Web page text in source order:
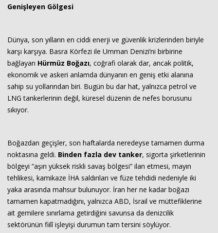
Genişleyen Gölgesi
Dünya, son yılların en ciddi enerji ve güvenlik krizlerinden biriyle
karşı karşıya. Basra Körfezi ile Umman Denizi’ni birbirine
bağlayan Hürmüz Boğazı, coğrafi olarak dar, ancak politik,
ekonomik ve askeri anlamda dünyanın en geniş etki alanına
sahip su yollarından biri. Bugün bu dar hat, yalnızca petrol ve
LNG tankerlerinin değil, küresel düzenin de nefes borusunu
sıkıyor.
Boğazdan geçişler, son haftalarda neredeyse tamamen durma
noktasına geldi. Binden fazla dev tanker, sigorta şirketlerinin
bölgeyi “aşırı yüksek riskli savaş bölgesi” ilan etmesi, mayın
tehlikesi, kamikaze İHA saldırıları ve füze tehdidi nedeniyle iki
yaka arasında mahsur bulunuyor. İran her ne kadar boğazı
tamamen kapatmadığını, yalnızca ABD, İsrail ve müttefiklerine
ait gemilere sınırlama getirdiğini savunsa da denizcilik
sektörünün fiilî işleyişi durumun tam tersini söylüyor.